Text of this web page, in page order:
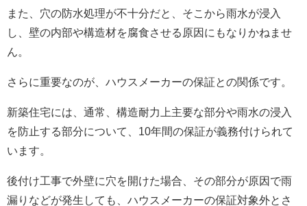
また、穴の防水処理が不十分だと、そこから雨水が浸入
し、壁の内部や構造材を腐食させる原因にもなりかねませ
ん。
さらに重要なのが、ハウスメーカーの保証との関係です。
新築住宅には、通常、構造耐力上主要な部分や雨水の浸入
を防止する部分について、10年間の保証が義務付けられて
います。
後付け工事で外壁に穴を開けた場合、その部分が原因で雨
漏りなどが発生しても、ハウスメーカーの保証対象外とさ